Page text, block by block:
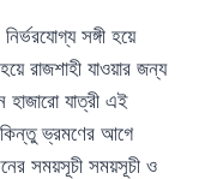
সঙ্গী হয়ে
রাজশাহী যাওয়ার জন্য
হাজারো যাত্রী এই
ভ্রমণের আগে
সময়সূচী সময়সূচী ও